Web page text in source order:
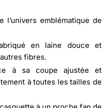
l’univers emblématique de
en laine douce et
fibres.
à sa coupe ajustée et
à toutes les tailles de